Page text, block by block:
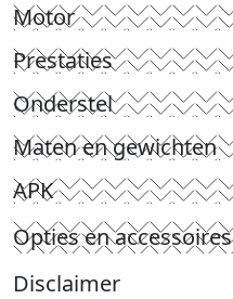
Motor
Prestaties
Onderstel
Maten en gewichten
APK
Opties en accessoires
Disclaimer